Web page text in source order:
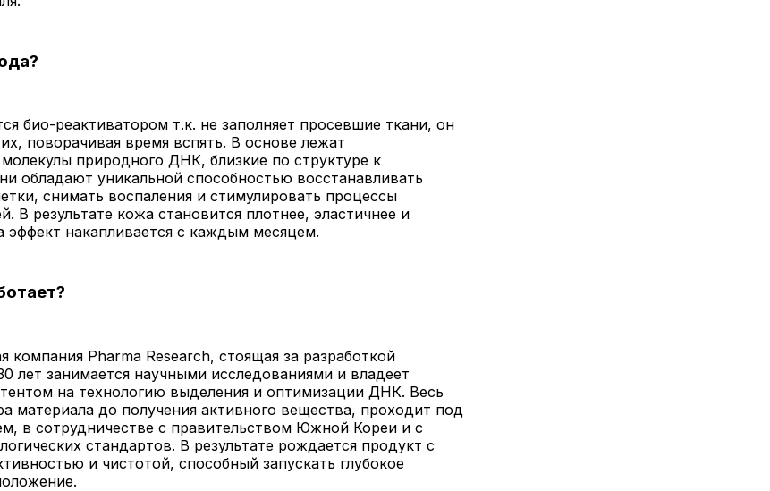
био-реактиватором т.к. не заполняет просевшие ткани, он
поворачивая время вспять. В основе лежат
природного ДНК, близкие по структуре к
обладают уникальной способностью восстанавливать
снимать воспаления и стимулировать процессы
В результате кожа становится плотнее, эластичнее и
эффект накапливается с каждым месяцем.
компания Pharma Research, стоящая за разработкой
лет занимается научными исследованиями и владеет
на технологию выделения и оптимизации ДНК. Весь
материала до получения активного вещества, проходит под
в сотрудничестве с правительством Южной Кореи и с
стандартов. В результате рождается продукт с
и чистотой, способный запускать глубокое